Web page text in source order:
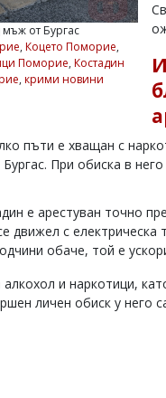
от Бургас
, Коцето Поморие,
Поморие, Костадин
, крими новини
пъти е хващан с
При обиска в
е арестуван точно
движел с
обаче, той е
алкохол и наркотици,
личен обиск у него